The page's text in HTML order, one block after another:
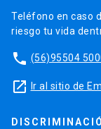
Teléfono en caso
riesgo tu vida
phone (56)95504
launch Ir al sitio de